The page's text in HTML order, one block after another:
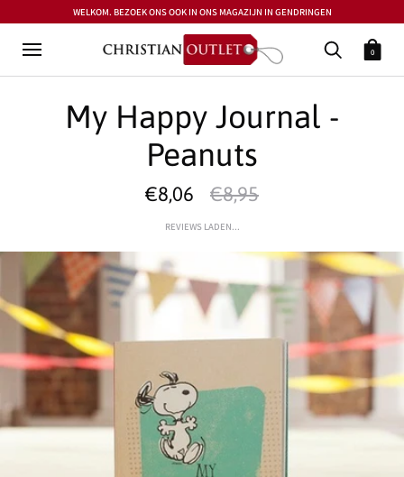
WELKOM. BEZOEK ONS OOK IN ONS MAGAZIJN IN GENDRINGEN
0
My Happy Journal -
Peanuts
€8,06 €8,95
REVIEWS LADEN...